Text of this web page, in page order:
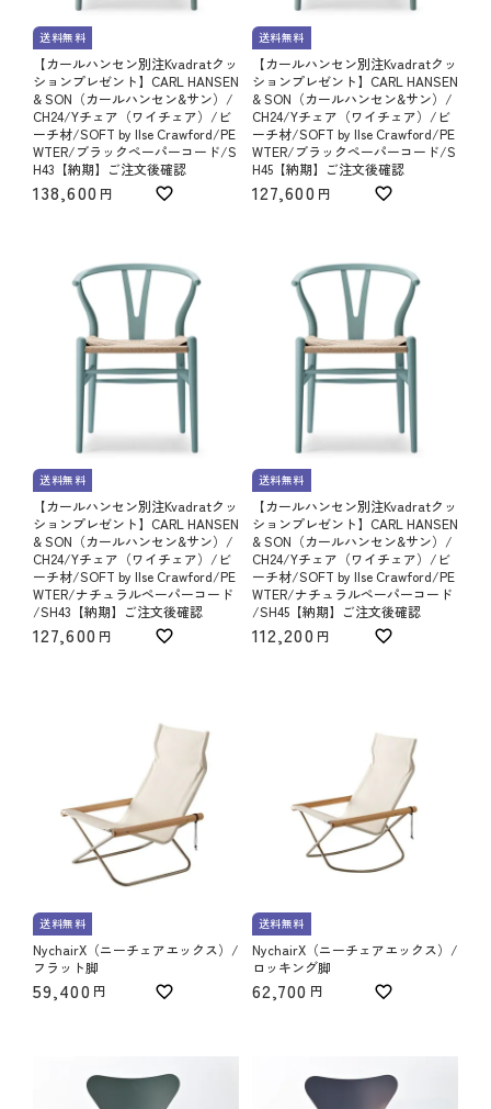
送料無料
【カールハンセン別注Kvadratクッ
ションプレゼント】CARL HANSEN
& SON（カールハンセン&サン）/
CH24/Yチェア（ワイチェア）/ビ
ーチ材/SOFT by Ilse Crawford/PE
WTER/ブラックペーパーコード/S
H43【納期】ご注文後確認
138,600
送料無料
【カールハンセン別注Kvadratクッ
ションプレゼント】CARL HANSEN
& SON（カールハンセン&サン）/
CH24/Yチェア（ワイチェア）/ビ
ーチ材/SOFT by Ilse Crawford/PE
WTER/ブラックペーパーコード/S
H45【納期】ご注文後確認
127,600
送料無料
【カールハンセン別注Kvadratクッ
ションプレゼント】CARL HANSEN
& SON（カールハンセン&サン）/
CH24/Yチェア（ワイチェア）/ビ
ーチ材/SOFT by Ilse Crawford/PE
WTER/ナチュラルペーパーコード
/SH43【納期】ご注文後確認
127,600
送料無料
【カールハンセン別注Kvadratクッ
ションプレゼント】CARL HANSEN
& SON（カールハンセン&サン）/
CH24/Yチェア（ワイチェア）/ビ
ーチ材/SOFT by Ilse Crawford/PE
WTER/ナチュラルペーパーコード
/SH45【納期】ご注文後確認
112,200
送料無料
NychairX（ニーチェアエックス）/
フラット脚
59,400
送料無料
NychairX（ニーチェアエックス）/
ロッキング脚
62,700